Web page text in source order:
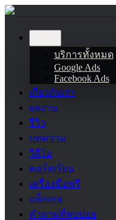
บริการทั้งหมด
Google Ads
Facebook Ads
เกี่ยวกับเรา
ผลงาน
รีวิว
บทความ
วิดีโอ
คอร์สเรียน
เครื่องมือฟรี
แพ็กเกจ
คำถามที่พบบ่อย